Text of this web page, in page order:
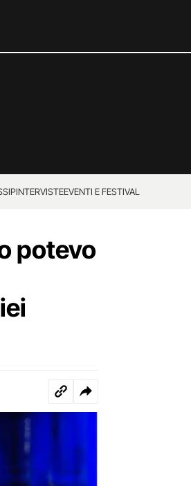
INTERVISTEEVENTI E FESTIVAL
potevo